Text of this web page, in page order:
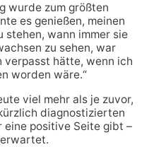
wurde zum größten
es genießen, meinen
stehen, wann immer sie
zu sehen, war
hätte, wenn ich
worden wäre.“
viel mehr als je zuvor,
diagnostizierten
eine positive Seite gibt –